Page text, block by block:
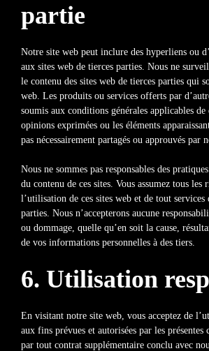
partie
Notre site web peut inclure des hyperliens ou
aux sites web de tierces parties. Nous ne
le contenu des sites web de tierces parties qui
web. Les produits ou services offerts par
soumis aux conditions générales applicables de
opinions exprimées ou les éléments
pas nécessairement partagés ou approuvés par
Nous ne sommes pas responsables des
du contenu de ces sites. Vous assumez tous les
l’utilisation de ces sites web et de tout services
parties. Nous n’accepterons aucune
ou dommage, quelle qu’en soit la cause,
de vos informations personnelles à des tiers.
6. Utilisation
En visitant notre site web, vous acceptez de
aux fins prévues et autorisées par les présentes
par tout contrat supplémentaire conclu avec